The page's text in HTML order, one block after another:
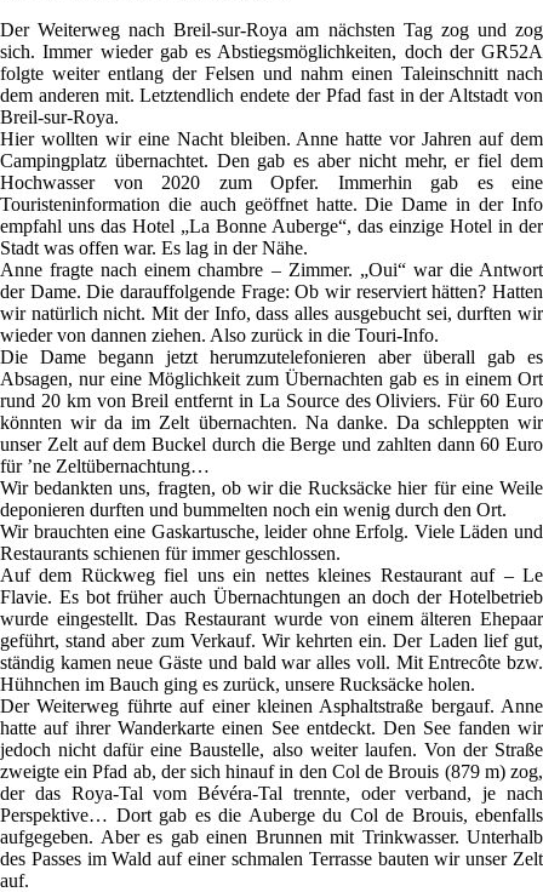
Der Weiterweg nach Breil-sur-Roya am nächsten Tag zog und zog
sich. Immer wieder gab es Abstiegsmöglichkeiten, doch der GR52A
folgte weiter entlang der Felsen und nahm einen Taleinschnitt nach
dem anderen mit. Letztendlich endete der Pfad fast in der Altstadt von
Breil-sur-Roya.
Hier wollten wir eine Nacht bleiben. Anne hatte vor Jahren auf dem
Campingplatz übernachtet. Den gab es aber nicht mehr, er fiel dem
Hochwasser von 2020 zum Opfer. Immerhin gab es eine
Touristeninformation die auch geöffnet hatte. Die Dame in der Info
empfahl uns das Hotel „La Bonne Auberge“, das einzige Hotel in der
Stadt was offen war. Es lag in der Nähe.
Anne fragte nach einem chambre – Zimmer. „Oui“ war die Antwort
der Dame. Die darauffolgende Frage: Ob wir reserviert hätten? Hatten
wir natürlich nicht. Mit der Info, dass alles ausgebucht sei, durften wir
wieder von dannen ziehen. Also zurück in die Touri-Info.
Die Dame begann jetzt herumzutelefonieren aber überall gab es
Absagen, nur eine Möglichkeit zum Übernachten gab es in einem Ort
rund 20 km von Breil entfernt in La Source des Oliviers. Für 60 Euro
könnten wir da im Zelt übernachten. Na danke. Da schleppten wir
unser Zelt auf dem Buckel durch die Berge und zahlten dann 60 Euro
für ’ne Zeltübernachtung…
Wir bedankten uns, fragten, ob wir die Rucksäcke hier für eine Weile
deponieren durften und bummelten noch ein wenig durch den Ort.
Wir brauchten eine Gaskartusche, leider ohne Erfolg. Viele Läden und
Restaurants schienen für immer geschlossen.
Auf dem Rückweg fiel uns ein nettes kleines Restaurant auf – Le
Flavie. Es bot früher auch Übernachtungen an doch der Hotelbetrieb
wurde eingestellt. Das Restaurant wurde von einem älteren Ehepaar
geführt, stand aber zum Verkauf. Wir kehrten ein. Der Laden lief gut,
ständig kamen neue Gäste und bald war alles voll. Mit Entrecôte bzw.
Hühnchen im Bauch ging es zurück, unsere Rucksäcke holen.
Der Weiterweg führte auf einer kleinen Asphaltstraße bergauf. Anne
hatte auf ihrer Wanderkarte einen See entdeckt. Den See fanden wir
jedoch nicht dafür eine Baustelle, also weiter laufen. Von der Straße
zweigte ein Pfad ab, der sich hinauf in den Col de Brouis (879 m) zog,
der das Roya-Tal vom Bévéra-Tal trennte, oder verband, je nach
Perspektive… Dort gab es die Auberge du Col de Brouis, ebenfalls
aufgegeben. Aber es gab einen Brunnen mit Trinkwasser. Unterhalb
des Passes im Wald auf einer schmalen Terrasse bauten wir unser Zelt
auf.